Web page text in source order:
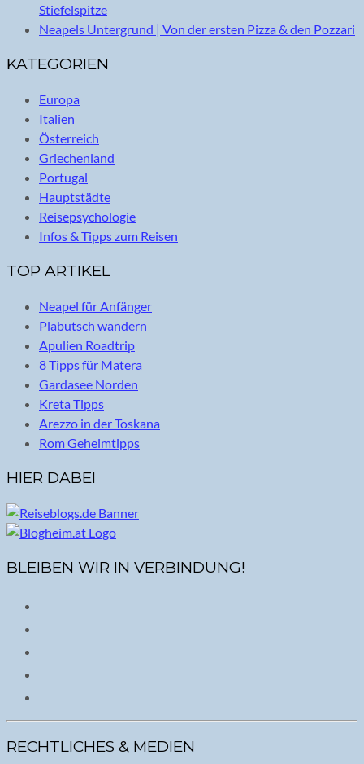
Stiefelspitze
Neapels Untergrund | Von der ersten Pizza & den Pozzari
KATEGORIEN
Europa
Italien
Österreich
Griechenland
Portugal
Hauptstädte
Reisepsychologie
Infos & Tipps zum Reisen
TOP ARTIKEL
Neapel für Anfänger
Plabutsch wandern
Apulien Roadtrip
8 Tipps für Matera
Gardasee Norden
Kreta Tipps
Arezzo in der Toskana
Rom Geheimtipps
HIER DABEI
BLEIBEN WIR IN VERBINDUNG!
RECHTLICHES & MEDIEN